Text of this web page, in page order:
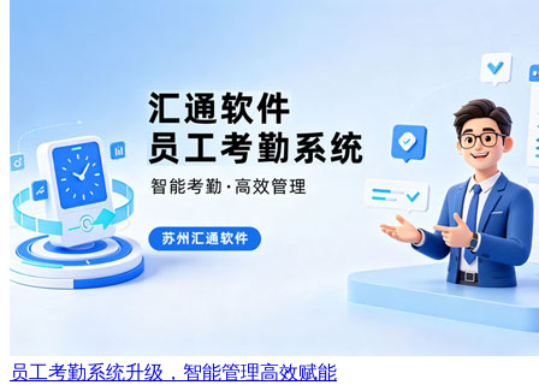
员工考勤系统升级，智能管理高效赋能